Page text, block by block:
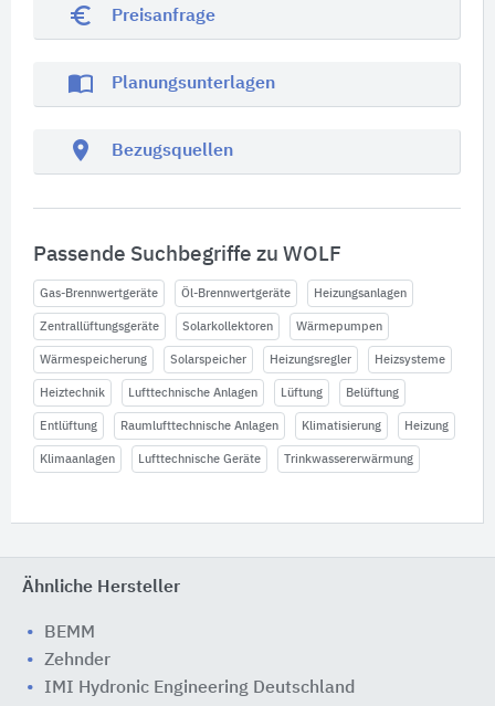
euro_symbol Preisanfrage
import_contacts Planungsunterlagen
location_on Bezugsquellen
Passende Suchbegriffe zu WOLF
Gas-Brennwertgeräte Öl-Brennwertgeräte Heizungsanlagen
Zentrallüftungsgeräte Solarkollektoren Wärmepumpen
Wärmespeicherung Solarspeicher Heizungsregler Heizsysteme
Heiztechnik Lufttechnische Anlagen Lüftung Belüftung
Entlüftung Raumlufttechnische Anlagen Klimatisierung Heizung
Klimaanlagen Lufttechnische Geräte Trinkwassererwärmung
Ähnliche Hersteller
BEMM
Zehnder
IMI Hydronic Engineering Deutschland